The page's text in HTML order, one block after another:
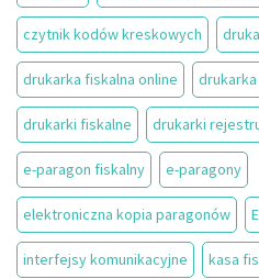
czytnik kodów kreskowych
drukarka fiskalna online
drukarki fiskalne drukarki
e-paragon fiskalny e-paragony
elektroniczna kopia paragonów
interfejsy komunikacyjne kasa